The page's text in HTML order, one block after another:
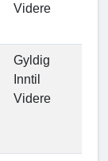
Videre
Gyldig
Inntil
Videre